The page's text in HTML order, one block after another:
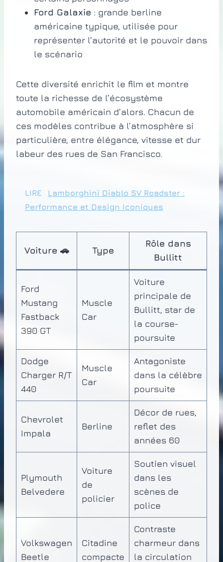
Ford Galaxie : grande berline
américaine typique, utilisée pour
représenter l’autorité et le pouvoir dans
le scénario
Cette diversité enrichit le film et montre
toute la richesse de l’écosystème
automobile américain d’alors. Chacun de
ces modèles contribue à l’atmosphère si
particulière, entre élégance, vitesse et dur
labeur des rues de San Francisco.
LIRE
Lamborghini Diablo SV Roadster :
Performance et Design Iconiques
Voiture 🚗 Type
Rôle dans
Bullitt
Ford
Mustang
Fastback
390 GT
Muscle
Car
Voiture
principale de
Bullitt, star de
la course-
poursuite
Dodge
Charger R/T
440
Muscle
Car
Antagoniste
dans la célèbre
poursuite
Chevrolet
Impala
Berline
Décor de rues,
reflet des
années 60
Plymouth
Belvedere
Voiture
de
policier
Soutien visuel
dans les
scènes de
police
Volkswagen
Beetle
Citadine
compacte
Contraste
charmeur dans
la circulation